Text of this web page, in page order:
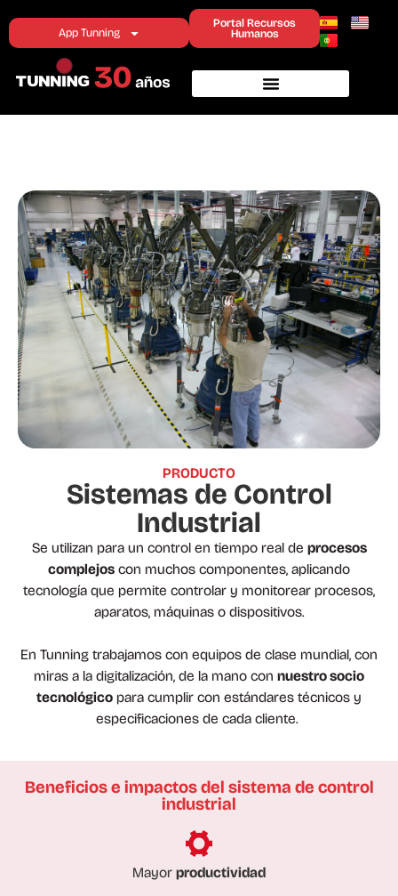
App Tunning
Portal Recursos
Humanos
Sistemas de Control
Industrial
PRODUCTO
Sistemas de Control
Industrial
Se utilizan para un control en tiempo real de procesos
complejos con muchos componentes, aplicando
tecnología que permite controlar y monitorear procesos,
aparatos, máquinas o dispositivos.
En Tunning trabajamos con equipos de clase mundial, con
miras a la digitalización, de la mano con nuestro socio
tecnológico para cumplir con estándares técnicos y
especificaciones de cada cliente.
Beneficios e impactos del sistema de control
industrial
Mayor productividad